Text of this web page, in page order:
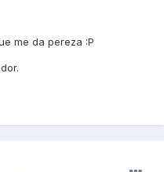
me da pereza :P